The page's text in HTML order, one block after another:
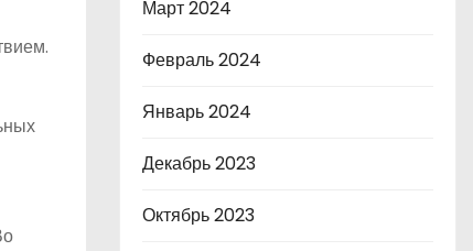
Март 2024
Февраль 2024
Январь 2024
Декабрь 2023
Октябрь 2023